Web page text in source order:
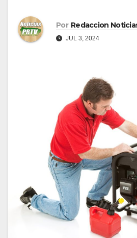
Por Redaccion
JUL 3, 2024